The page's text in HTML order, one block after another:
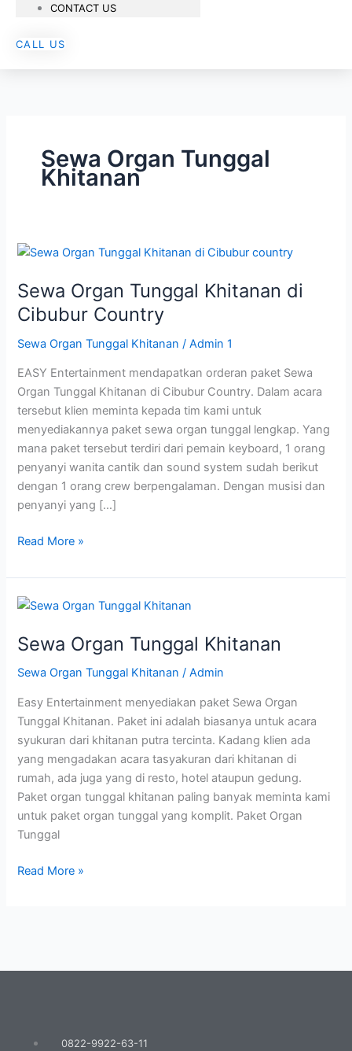
CONTACT US
CALL US
Sewa Organ Tunggal
Khitanan
Sewa Organ Tunggal Khitanan di
Cibubur Country
Sewa Organ Tunggal Khitanan /Admin 1
EASY Entertainment mendapatkan orderan paket Sewa
Organ Tunggal Khitanan di Cibubur Country. Dalam acara
tersebut klien meminta kepada tim kami untuk
menyediakannya paket sewa organ tunggal lengkap. Yang
mana paket tersebut terdiri dari pemain keyboard, 1 orang
penyanyi wanita cantik dan sound system sudah berikut
dengan 1 orang crew berpengalaman. Dengan musisi dan
penyanyi yang […]
Sewa
Tunggal
Khitanan
di
Cibubur
Read More »
Sewa Organ Tunggal Khitanan
Sewa Organ Tunggal Khitanan /Admin
Easy Entertainment menyediakan paket Sewa Organ
Tunggal Khitanan. Paket ini adalah biasanya untuk acara
syukuran dari khitanan putra tercinta. Kadang klien ada
yang mengadakan acara tasyakuran dari khitanan di
rumah, ada juga yang di resto, hotel ataupun gedung.
Paket organ tunggal khitanan paling banyak meminta kami
untuk paket organ tunggal yang komplit. Paket Organ
Tunggal
Sewa
Tunggal
Read More »
0822-9922-63-11